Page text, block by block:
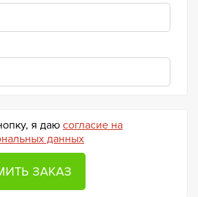
я даю согласие на
данных